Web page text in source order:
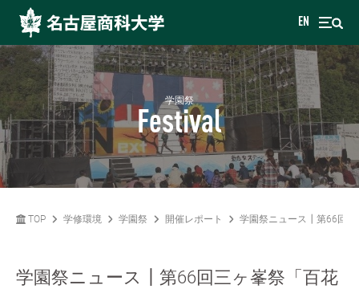
EN
学園祭
Festival
TOP 学修環境 学園祭 開催レポート 学園祭ニュース┃第66回三
学園祭ニュース┃第66回三ヶ峯祭「百花